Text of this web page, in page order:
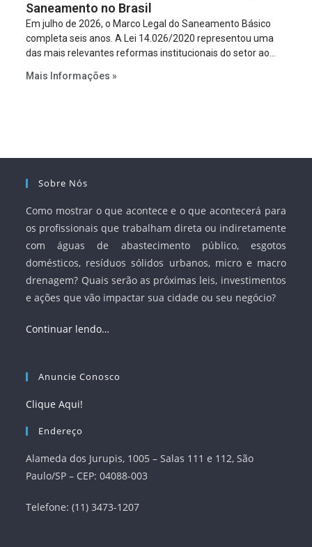
Saneamento no Brasil
Em julho de 2026, o Marco Legal do Saneamento Básico
completa seis anos. A Lei 14.026/2020 representou uma
das mais relevantes reformas institucionais do setor ao
serviços, ampliar a participação da iniciativa privada,
Mais Informações »
Sobre Nós
Como mostrar o que acontece e o que acontecerá para
os profissionais que trabalham direta ou indiretamente
com águas de abastecimento público, esgotos
domésticos, resíduos sólidos urbanos, micro e macro
drenagem? Quais serão as próximas leis, investimentos
e ações que vão impactar sua cidade ou seu negócio?
Continuar lendo…
Anuncie Conosco
Clique Aqui!
Endereço
Alameda dos Jurupis, 1005 – Salas 111 e 112, São
Paulo/SP – CEP: 04088-003
Telefone: (11) 3473-1207